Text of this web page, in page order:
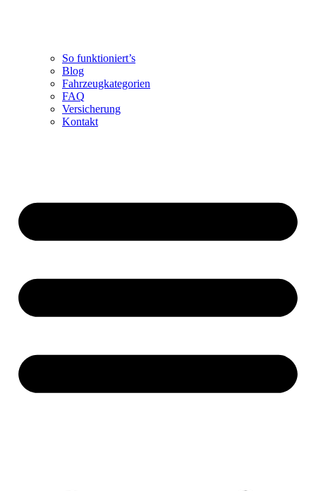
So funktioniert’s
Blog
Fahrzeugkategorien
FAQ
Versicherung
Kontakt